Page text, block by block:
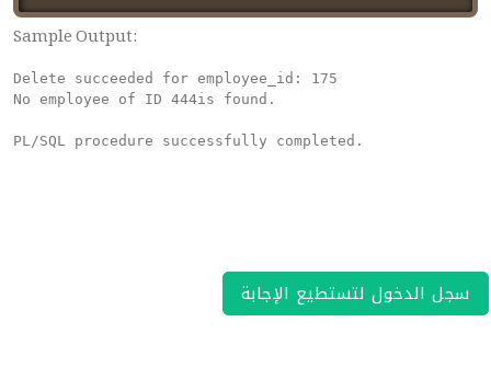
Sample Output:
Delete succeeded for employee_id: 175
No employee of ID 444is found.
PL/SQL procedure successfully completed.
سجل الدخول لتستطيع الإجابة